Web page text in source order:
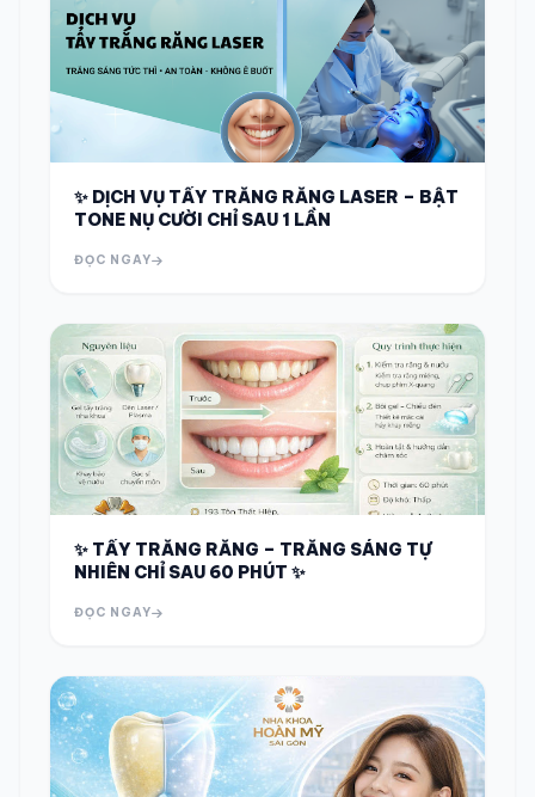
✨ DỊCH VỤ TẨY TRẮNG RĂNG LASER – BẬT
TONE NỤ CƯỜI CHỈ SAU 1 LẦN
ĐỌC NGAY
✨ TẨY TRẮNG RĂNG – TRẮNG SÁNG TỰ
NHIÊN CHỈ SAU 60 PHÚT ✨
ĐỌC NGAY